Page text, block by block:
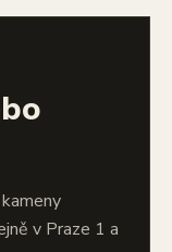
v Praze 1 a